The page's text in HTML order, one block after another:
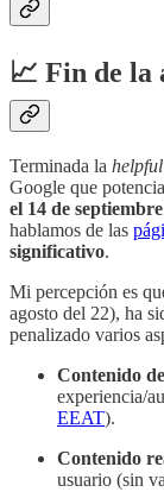
📈 Fin de la
Terminada la
Google que
el 14 de
hablamos de las
significativo.
Mi percepción es
agosto del 22), ha
penalizado varios
Contenido
experiencia/
EEAT).
Contenido
usuario (sin